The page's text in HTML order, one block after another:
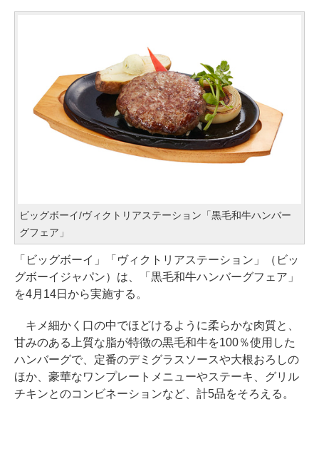
ビッグボーイ/ヴィクトリアステーション「黒毛和牛ハンバー
グフェア」
「ビッグボーイ」「ヴィクトリアステーション」（ビッ
グボーイジャパン）は、「黒毛和牛ハンバーグフェア」
を4月14日から実施する。
キメ細かく口の中でほどけるように柔らかな肉質と、
甘みのある上質な脂が特徴の黒毛和牛を100％使用した
ハンバーグで、定番のデミグラスソースや大根おろしの
ほか、豪華なワンプレートメニューやステーキ、グリル
チキンとのコンビネーションなど、計5品をそろえる。